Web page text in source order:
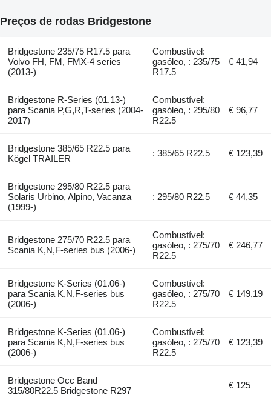
Preços de rodas Bridgestone
Bridgestone 235/75 R17.5 para
Volvo FH, FM, FMX-4 series
(2013-)
Combustível:
gasóleo, : 235/75
R17.5
€ 41,94
Bridgestone R-Series (01.13-)
para Scania P,G,R,T-series (2004-
2017)
Combustível:
gasóleo, : 295/80
R22.5
€ 96,77
Bridgestone 385/65 R22.5 para
Kögel TRAILER
: 385/65 R22.5 € 123,39
Bridgestone 295/80 R22.5 para
Solaris Urbino, Alpino, Vacanza
(1999-)
: 295/80 R22.5 € 44,35
Bridgestone 275/70 R22.5 para
Scania K,N,F-series bus (2006-)
Combustível:
gasóleo, : 275/70
R22.5
€ 246,77
Bridgestone K-Series (01.06-)
para Scania K,N,F-series bus
(2006-)
Combustível:
gasóleo, : 275/70
R22.5
€ 149,19
Bridgestone K-Series (01.06-)
para Scania K,N,F-series bus
(2006-)
Combustível:
gasóleo, : 275/70
R22.5
€ 123,39
Bridgestone Occ Band
315/80R22.5 Bridgestone R297
€ 125